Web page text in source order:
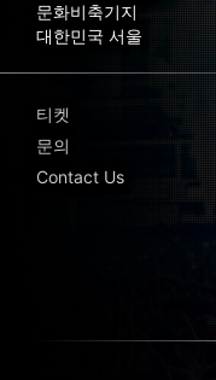
문화비축기지
대한민국 서울
티켓
문의
Contact Us